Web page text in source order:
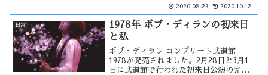
響だろうか？エアコンは必需品である
悪循環になってはいないだろうか？
2020.08.23 2020.10.12
日常
1978年 ボブ・ディランの初来日
と私
ボブ・ディラン コンプリート武道館
1978が発売されました。2月28日と3月1
日に武道館で行われた初来日公演の完全